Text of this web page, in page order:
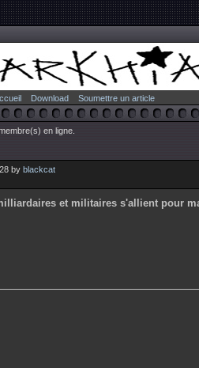
Download Soumettre un article
en ligne.
by blackcat
et militaires s'allient pour